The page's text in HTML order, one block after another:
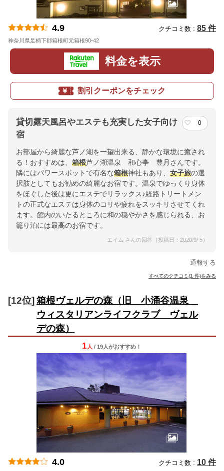
4.9 クチコミ数 : 85 件
神奈川県足柄下郡箱根町元箱根90-42
料金を表示
割引クーポンをチェック
貸切露天風呂やエステも充実した女子向け
宿
0
お部屋から綺麗な芦ノ湖を一望出来る、静かな環境に癒され
る！おすすめは、 箱根芦ノ湖温泉 和心亭 豊月さんです。
隣にはパワースポットで有名な箱根神社もあり、 女子旅の選
択肢としてもお勧めの綺麗なお宿です。温泉でゆっくり身体
をほぐした後は更にエステでリラックス♪経路トリートメン
トの正式なエステは身体のコリや疲れをスッキリさせてくれ
ます。館内のいたるところに和の穏やかさを感じられる、お
籠り泊には最高のお宿です。
エイム さんの回答（投稿日：2020/9/ 5）
通報する
すべてのクチコミ(1 件)をみる
[12位] 箱根ヴェルデの森（旧 小涌谷温泉
ウィスタリアンライフクラブ ヴェル
デの森）
1 人 / 19人がおすすめ！
4.0 クチコミ数 : 10 件